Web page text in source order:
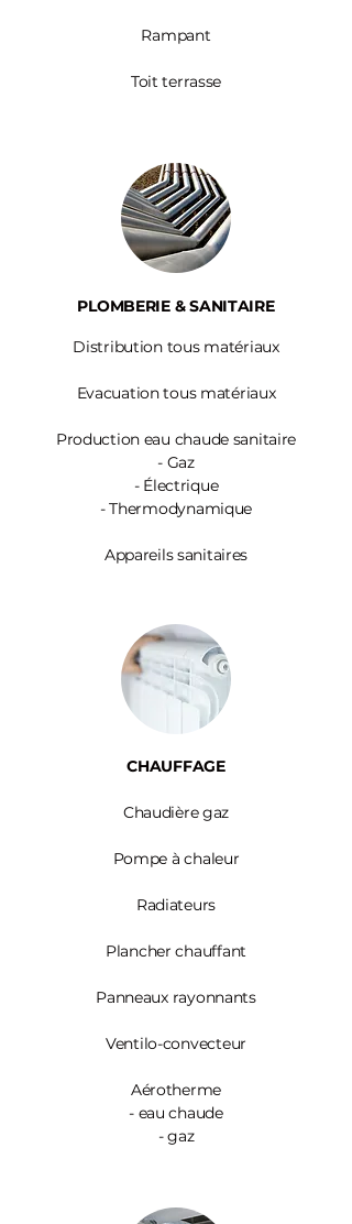
Rampant
Toit terrasse
PLOMBERIE & SANITAIRE
Distribution tous matériaux
Evacuation tous matériaux
Production eau chaude sanitaire
- Gaz
- Électrique
- Thermodynamique
Appareils sanitaires
CHAUFFAGE
Chaudière gaz
Pompe à chaleur
Radiateurs
Plancher chauffant
Panneaux rayonnants
Ventilo-convecteur
Aérotherme
- eau chaude
- gaz